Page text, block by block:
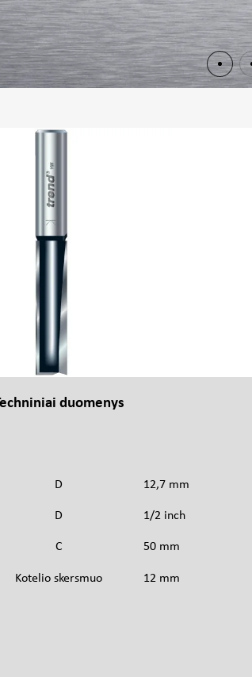
duomenys
D 12,7 mm
D 1/2 inch
C 50 mm
Kotelio skersmuo 12 mm